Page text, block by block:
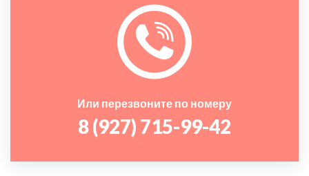
Или перезвоните по номеру
8 (927) 715-99-42